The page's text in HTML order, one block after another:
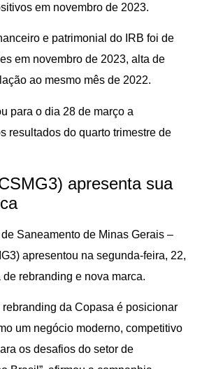
em novembro de 2023.
e patrimonial do IRB foi de
em novembro de 2023, alta de
ao mesmo mês de 2022.
para o dia 28 de março a
resultados do quarto trimestre de
apresenta sua
Saneamento de Minas Gerais –
apresentou na segunda-feira, 22,
rebranding e nova marca.
rebranding da Copasa é posicionar
um negócio moderno, competitivo
os desafios do setor de